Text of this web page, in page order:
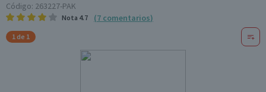
Código: 263227-PAK
Nota 4.7 (7 comentarios)
1 de 1